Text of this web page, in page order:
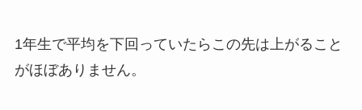
1年生で平均を下回っていたらこの先は上がること
がほぼありません。